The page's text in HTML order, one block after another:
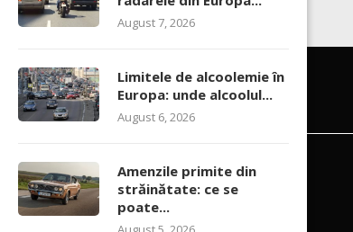
August 7, 2026
Limitele de alcoolemie în
Europa: unde alcoolul...
August 6, 2026
Amenzile primite din
străinătate: ce se
poate...